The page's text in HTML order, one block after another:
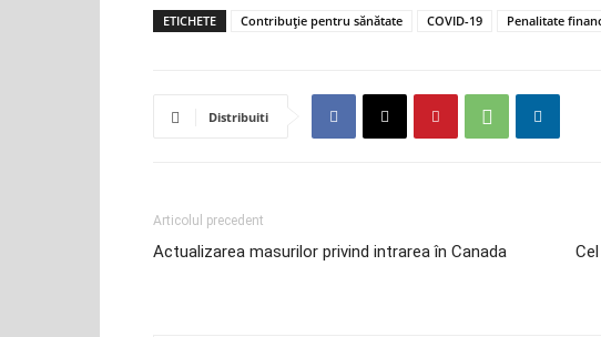
ETICHETE Contribuție pentru sănătate COVID-19 Penalitate
Distribuiti
Articolul precedent
Actualizarea masurilor privind intrarea în Canada